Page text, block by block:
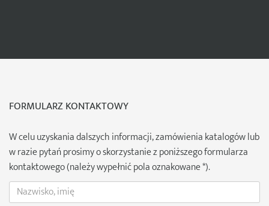
FORMULARZ KONTAKTOWY
W celu uzyskania dalszych informacji, zamówienia katalogów lub
w razie pytań prosimy o skorzystanie z poniższego formularza
kontaktowego (należy wypełnić pola oznakowane *).